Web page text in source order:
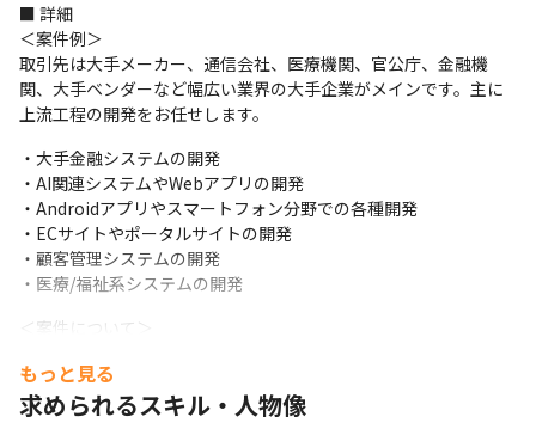
■ 詳細
＜案件例＞
取引先は大手メーカー、通信会社、医療機関、官公庁、金融機
関、大手ベンダーなど幅広い業界の大手企業がメインです。主に
上流工程の開発をお任せします。
・大手金融システムの開発
・AI関連システムやWebアプリの開発
・Androidアプリやスマートフォン分野での各種開発
・ECサイトやポータルサイトの開発
・顧客管理システムの開発
・医療/福祉系システムの開発
＜案件について＞
画する大規模な案件が2割、3名～5名で参画する中規模の案件が6
割です（2025年10月時点）
もっと見る
求められるスキル・人物像